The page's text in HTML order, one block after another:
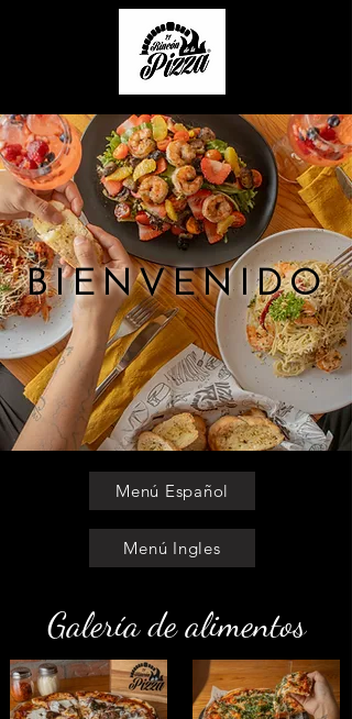
Menú Ingles
Menú Español
BIENVENIDO
Galería de alimentos